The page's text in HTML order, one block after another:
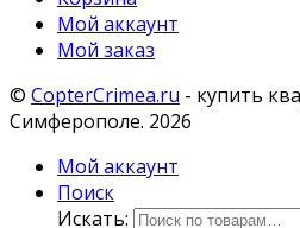
Мой аккаунт
Мой заказ
© CopterCrimea.ru - купить
Симферополе. 2026
Мой аккаунт
Поиск
Искать: